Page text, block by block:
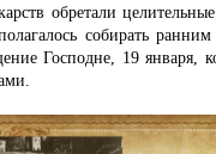
обретали
собирать
Господне, 19 января,